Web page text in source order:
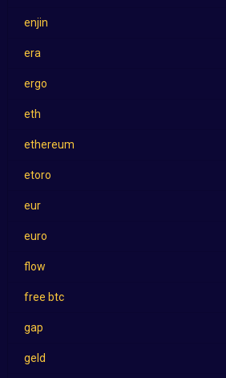
enjin
era
ergo
eth
ethereum
etoro
eur
euro
flow
free btc
gap
geld